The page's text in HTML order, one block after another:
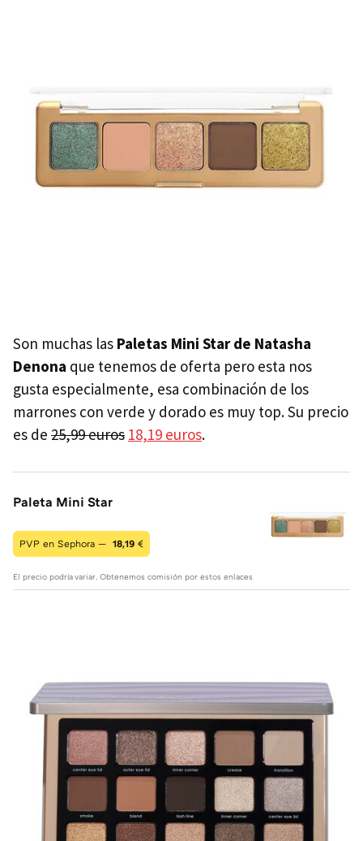
Son muchas las Paletas Mini Star de Natasha
Denona que tenemos de oferta pero esta nos
gusta especialmente, esa combinación de los
marrones con verde y dorado es muy top. Su precio
es de 25,99 euros 18,19 euros.
Paleta Mini Star
PVP en Sephora — 18,19 €
El precio podría variar. Obtenemos comisión por estos enlaces